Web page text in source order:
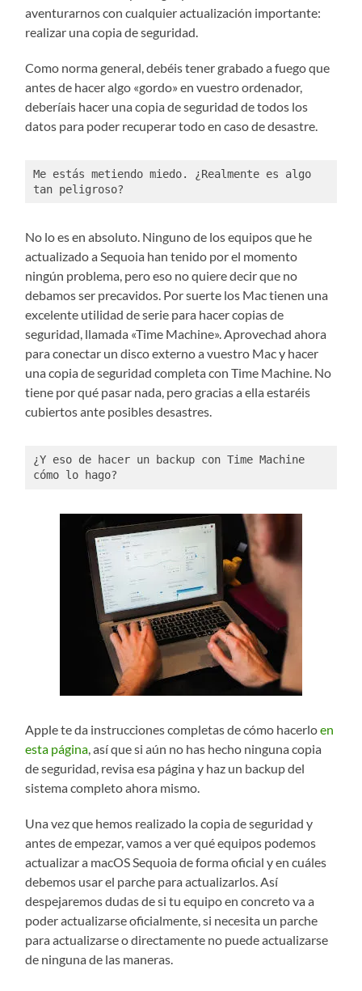
aventurarnos con cualquier actualización importante:
realizar una copia de seguridad.
Como norma general, debéis tener grabado a fuego que
antes de hacer algo «gordo» en vuestro ordenador,
deberíais hacer una copia de seguridad de todos los
datos para poder recuperar todo en caso de desastre.
Me estás metiendo miedo. ¿Realmente es algo
tan peligroso?
No lo es en absoluto. Ninguno de los equipos que he
actualizado a Sequoia han tenido por el momento
ningún problema, pero eso no quiere decir que no
debamos ser precavidos. Por suerte los Mac tienen una
excelente utilidad de serie para hacer copias de
seguridad, llamada «Time Machine». Aprovechad ahora
para conectar un disco externo a vuestro Mac y hacer
una copia de seguridad completa con Time Machine. No
tiene por qué pasar nada, pero gracias a ella estaréis
cubiertos ante posibles desastres.
¿Y eso de hacer un backup con Time Machine
cómo lo hago?
Apple te da instrucciones completas de cómo hacerloen
esta página , así que si aún no has hecho ninguna copia
de seguridad, revisa esa página y haz un backup del
sistema completo ahora mismo.
Una vez que hemos realizado la copia de seguridad y
antes de empezar, vamos a ver qué equipos podemos
actualizar a macOS Sequoia de forma oficial y en cuáles
debemos usar el parche para actualizarlos. Así
despejaremos dudas de si tu equipo en concreto va a
poder actualizarse oficialmente, si necesita un parche
para actualizarse o directamente no puede actualizarse
de ninguna de las maneras.